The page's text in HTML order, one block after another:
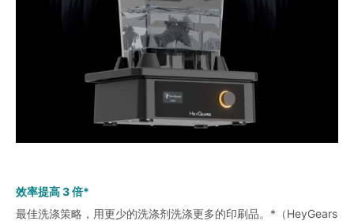
效率提高 3 倍*
最佳洗涤策略，用更少的洗涤剂洗涤更多的印刷品。*（HeyGears